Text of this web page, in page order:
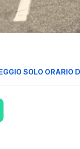
SOLO ORARIO